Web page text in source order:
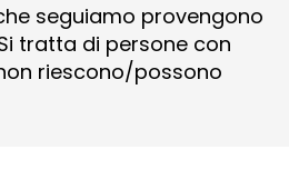
seguiamo provengono
tratta di persone con
riescono/possono